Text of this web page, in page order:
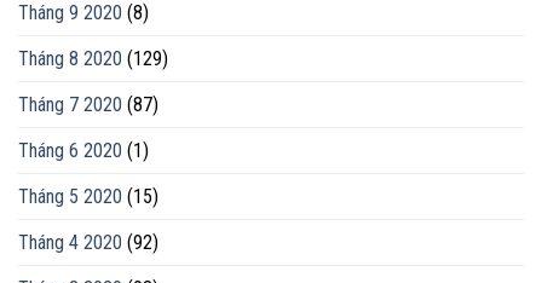
Tháng 9 2020 (8)
Tháng 8 2020 (129)
Tháng 7 2020 (87)
Tháng 6 2020 (1)
Tháng 5 2020 (15)
Tháng 4 2020 (92)